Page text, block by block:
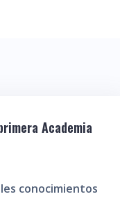
Academia
conocimientos